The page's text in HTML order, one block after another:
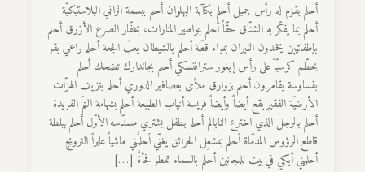
أحلم بقزم له رأس جميل أحلم بكآبة البهلوان أحلم ببسمة الزاني البلاستيكيّة
أحلم بما يفكّر به الشنّاق حقّاً أحلم بنواطير المنارات، بخفّار الصرع الأزرق أحلم
بإطفائيين يخمدون النيران بمواء قطّة أحلم بالشيطان يعبّ الجعة أحلم براعي بقر
يحطّم كرسيّاً على رأس إيغور سترافنسكي أحلم بجاندارك تضحك أحلم
بقساوسة يقامرون أحلم بزوارق ملأى بعصافير الدوري أحلم بنزيف الهزّات
الأرضيّة الفقير يقع أيضاً وأيضاً فريسة أنياب الطبيعة أحلم بشهامة التمّ الفريدة
أحلم بالرجل الذي اخترع النابالم أحلم بطفل يشتري مسدّسه الأوّل أحلم ببلطة
قاطع الرؤوس المدمّاة أحلم بمشعِل الحرائق يغنّي أحلمُني ماشياً عابراً النرويج
أحلمني أبكي في بيت للمجانين أحلم بالسماء تمطر فجأةً […]